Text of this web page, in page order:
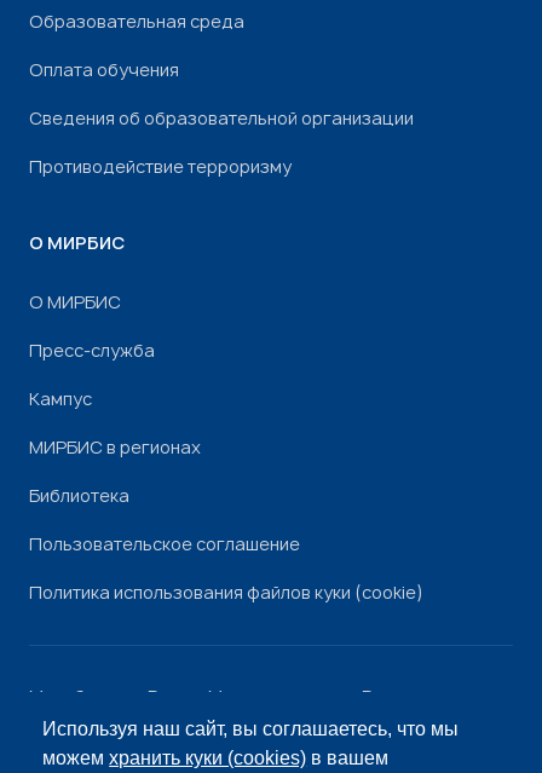
Используя наш сайт, вы соглашаетесь, что мы
можемхранить куки (cookies) в вашем
Образовательная среда
Оплата обучения
Сведения об образовательной организации
Противодействие терроризму
О МИРБИС
О МИРБИС
Пресс-служба
Кампус
МИРБИС в регионах
Библиотека
Пользовательское соглашение
Политика использования файлов куки (cookie)
Минобрнауки России Минпросвещения России
РоскомнадзорРособрнадзор
© «МИРБИС», 2026